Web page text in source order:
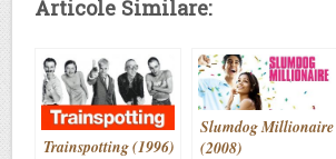
Articole Similare:
Trainspotting (1996)
Slumdog Millionaire
(2008)